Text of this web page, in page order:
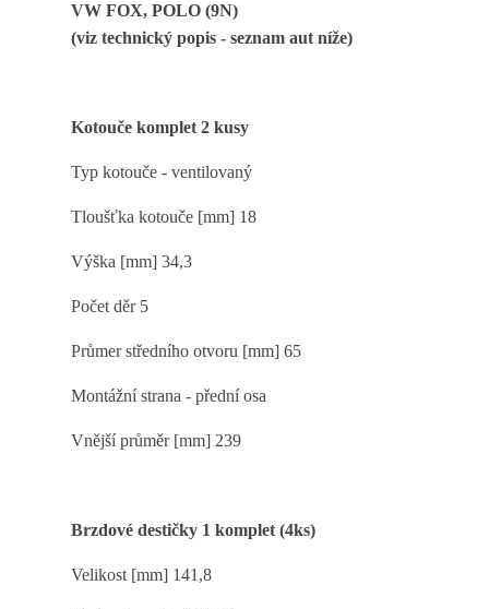
VW FOX, POLO (9N)
(viz technický popis - seznam aut níže)
Kotouče komplet 2 kusy
Typ kotouče - ventilovaný
Tloušťka kotouče [mm] 18
Výška [mm] 34,3
Počet děr 5
Průmer středního otvoru [mm] 65
Montážní strana - přední osa
Vnější průměr [mm] 239
Brzdové destičky 1 komplet (4ks)
Velikost [mm] 141,8